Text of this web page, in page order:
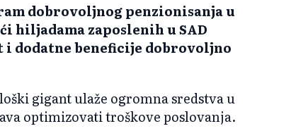
dobrovoljnog penzionisanja u
hiljadama zaposlenih u SAD
i dodatne beneficije dobrovoljno
gigant ulaže ogromna sredstva u
optimizovati troškove poslovanja.